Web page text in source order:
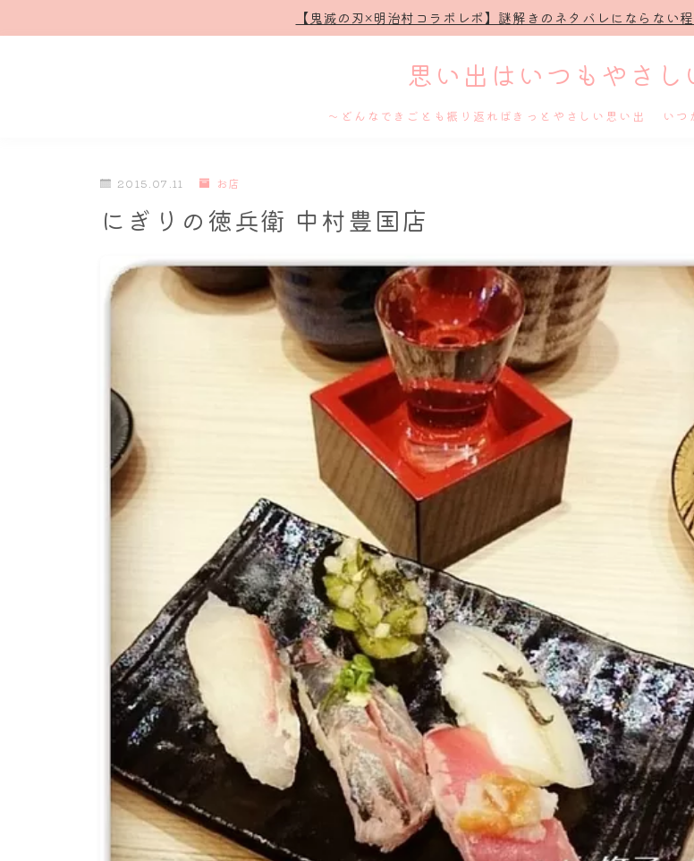
【鬼滅の刃×明治村コラボレポ】謎解きのネタバレにならな
思い出はいつもやさし
～どんなできごとも振り返ればきっとやさしい思い出 いつ
謎解き
ホテル滞在記
舞台・ライブ
名古屋
ナナちゃん人形
2015.07.11 お店
にぎりの徳兵衛 中村豊国店